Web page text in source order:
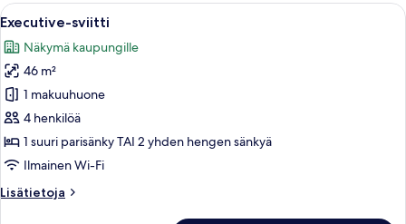
Avaa
kaikki
huonetyypin
Executive-
sviitti
kuvat
Moderni hotellihuone, jossa on
7
Executive-sviitti
Näkymä kaupungille
46 m²
1 makuuhuone
4 henkilöä
1 suuri parisänky TAI 2 yhden hengen sänkyä
Ilmainen Wi-Fi
Lisätietoja
Lisätietoja